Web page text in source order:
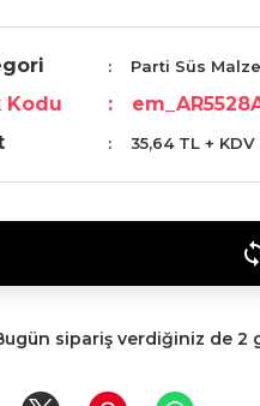
Parti Süs
Kodu
35,64 TL + KDV
sipariş verdiğiniz de 2